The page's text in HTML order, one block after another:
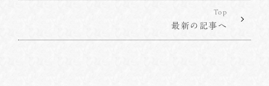
Top
最新の記事へ